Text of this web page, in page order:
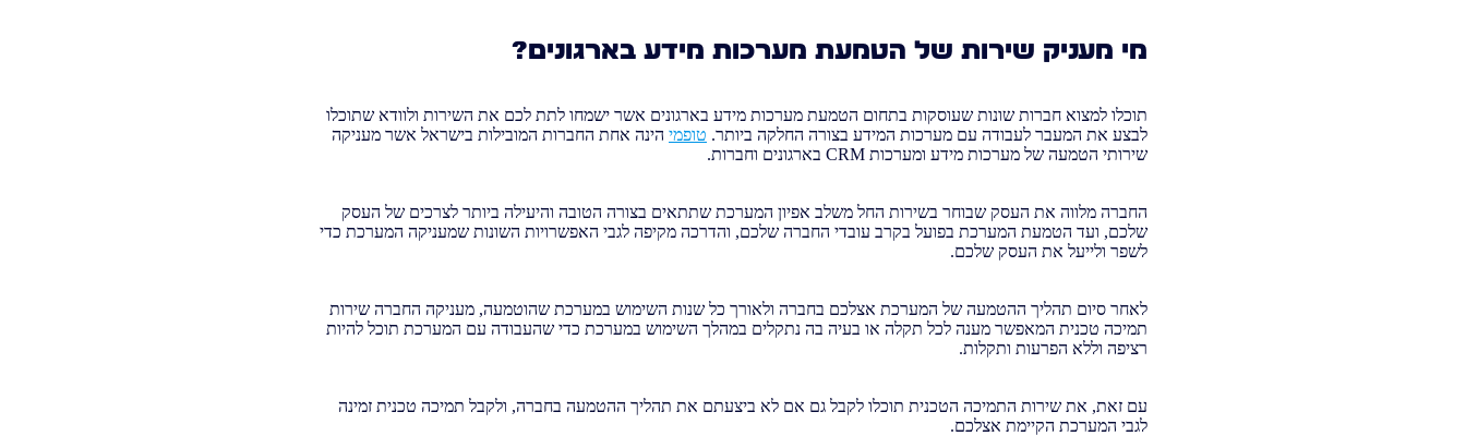
מי מעניק שירות של הטמעת מערכות מידע בארגונים?
תוכלו למצוא חברות שונות שעוסקות בתחום הטמעת מערכות מידע בארגונים אשר ישמחו לתת לכם את השירות ולוודא שתוכלו
לבצע את המעבר לעבודה עם מערכות המידע בצורה החלקה ביותר. טופמי הינה אחת החברות המובילות בישראל אשר מעניקה
שירותי הטמעה של מערכות מידע ומערכות CRM בארגונים וחברות.
החברה מלווה את העסק שבוחר בשירות החל משלב אפיון המערכת שתתאים בצורה הטובה והיעילה ביותר לצרכים של העסק
שלכם, ועד הטמעת המערכת בפועל בקרב עובדי החברה שלכם, והדרכה מקיפה לגבי האפשרויות השונות שמעניקה המערכת כדי
לשפר ולייעל את העסק שלכם.
לאחר סיום תהליך ההטמעה של המערכת אצלכם בחברה ולאורך כל שנות השימוש במערכת שהוטמעה, מעניקה החברה שירות
תמיכה טכנית המאפשר מענה לכל תקלה או בעיה בה נתקלים במהלך השימוש במערכת כדי שהעבודה עם המערכת תוכל להיות
רציפה וללא הפרעות ותקלות.
עם זאת, את שירות התמיכה הטכנית תוכלו לקבל גם אם לא ביצעתם את תהליך ההטמעה בחברה, ולקבל תמיכה טכנית זמינה
לגבי המערכת הקיימת אצלכם.